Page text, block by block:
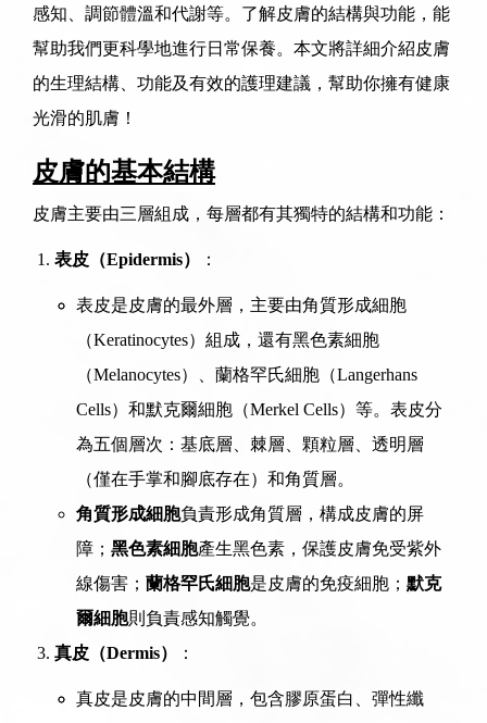
感知、調節體溫和代謝等。了解皮膚的結構與功能，能
幫助我們更科學地進行日常保養。本文將詳細介紹皮膚
的生理結構、功能及有效的護理建議，幫助你擁有健康
光滑的肌膚！
皮膚的基本結構
皮膚主要由三層組成，每層都有其獨特的結構和功能：
表皮（Epidermis） ：
表皮是皮膚的最外層，主要由角質形成細胞
（Keratinocytes）組成，還有黑色素細胞
（Melanocytes）、蘭格罕氏細胞（Langerhans
Cells）和默克爾細胞（Merkel Cells）等。表皮分
為五個層次：基底層、棘層、顆粒層、透明層
（僅在手掌和腳底存在）和角質層。
角質形成細胞負責形成角質層，構成皮膚的屏
障； 黑色素細胞產生黑色素，保護皮膚免受紫外
線傷害； 蘭格罕氏細胞是皮膚的免疫細胞； 默克
爾細胞則負責感知觸覺。
真皮（Dermis）
：
真皮是皮膚的中間層，包含膠原蛋白、彈性纖